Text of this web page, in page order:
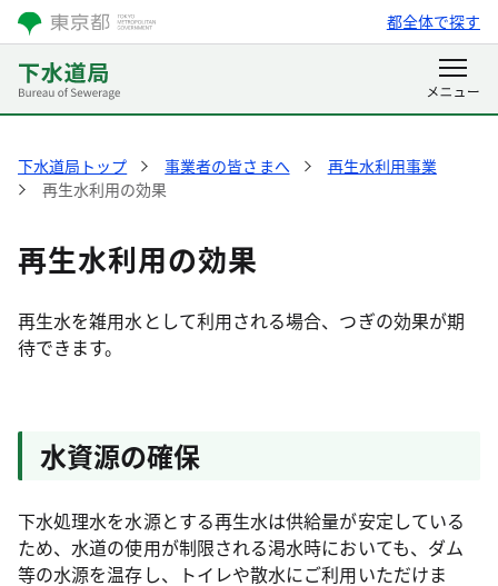
都全体で探す
下水道局トップ 事業者の皆さまへ
再生水利用事業
再生水利用の効果
再生水利用の効果
再生水を雑用水として利用される場合、つぎの効果が期
待できます。
水資源の確保
下水処理水を水源とする再生水は供給量が安定している
ため、水道の使用が制限される渇水時においても、ダム
等の水源を温存し、トイレや散水にご利用いただけま